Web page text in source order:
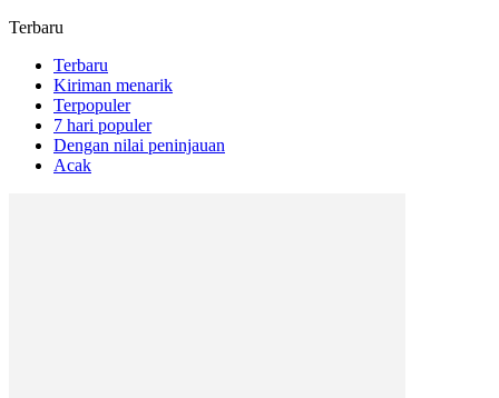
Terbaru
Terbaru
Kiriman menarik
Terpopuler
7 hari populer
Dengan nilai peninjauan
Acak